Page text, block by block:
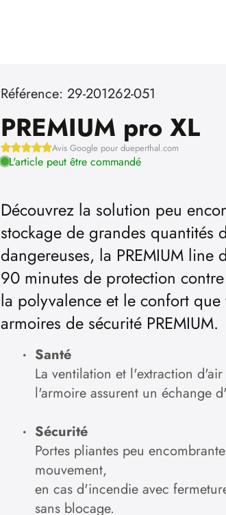
Référence: 29-201262-051
PREMIUM pro XL
Avis Google pour dueperthal.com
L'article peut être commandé
Découvrez la solution peu
stockage de grandes quantités
dangereuses, la PREMIUM line
90 minutes de protection
la polyvalence et le confort
armoires de sécurité PREMIUM.
Santé
La ventilation et l'extraction
l'armoire assurent un échange
Sécurité
Portes pliantes peu
mouvement,
en cas d'incendie avec
sans blocage.